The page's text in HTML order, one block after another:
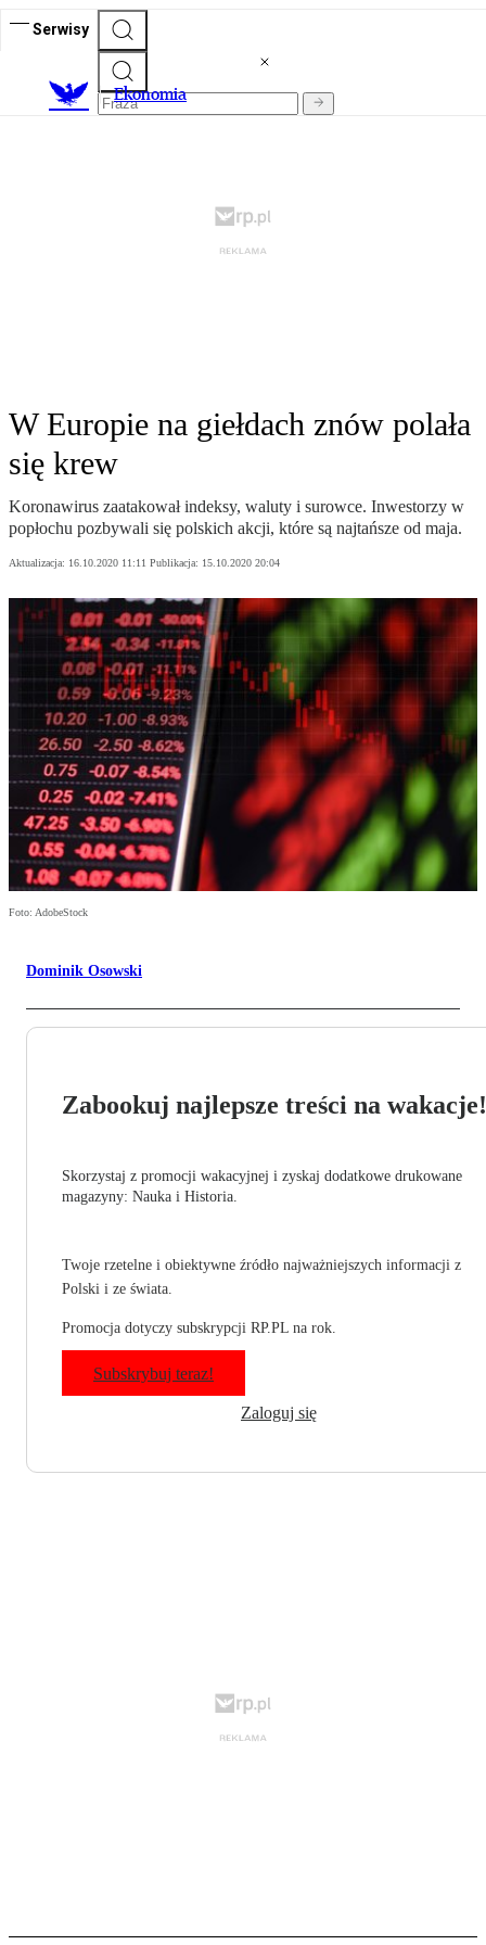
Serwisy
Ekonomia
W Europie na giełdach znów polała
się krew
Koronawirus zaatakował indeksy, waluty i surowce. Inwestorzy w
popłochu pozbywali się polskich akcji, które są najtańsze od maja.
Aktualizacja: 16.10.2020 11:11 Publikacja: 15.10.2020 20:04
Foto: AdobeStock
Dominik Osowski
Zabookuj najlepsze treści na wakacje!
Skorzystaj z promocji wakacyjnej i zyskaj dodatkowe drukowane
magazyny: Nauka i Historia.
Twoje rzetelne i obiektywne źródło najważniejszych informacji z
Polski i ze świata.
Promocja dotyczy subskrypcji RP.PL na rok.
Subskrybuj teraz!
Zaloguj się